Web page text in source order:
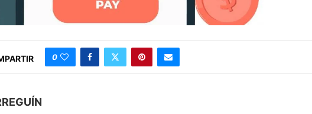
0